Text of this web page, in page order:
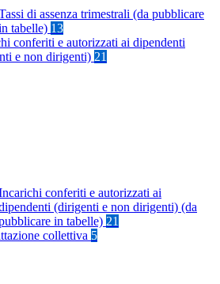
di assenza trimestrali (da pubblicare
tabelle) 13
conferiti e autorizzati ai dipendenti
e non dirigenti) 21
conferiti e autorizzati ai
(dirigenti e non dirigenti) (da
in tabelle) 21
collettiva 5